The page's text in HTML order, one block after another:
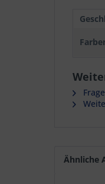
Ähnliche